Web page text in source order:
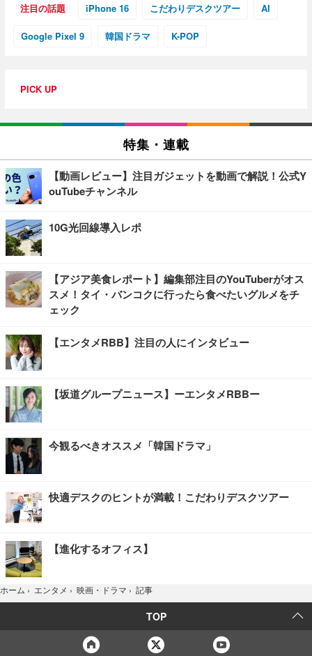
注目の話題 iPhone 16 こだわりデスクツアー AI
Google Pixel 9 韓国ドラマ K-POP
PICK UP
特集・連載
【動画レビュー】注目ガジェットを動画で解説！公式Y
ouTubeチャンネル
10G光回線導入レポ
【アジア美食レポート】編集部注目のYouTuberがオス
スメ！タイ・バンコクに行ったら食べたいグルメをチ
ェック
【エンタメRBB】注目の人にインタビュー
【坂道グループニュース】ーエンタメRBBー
今観るべきオススメ「韓国ドラマ」
快適デスクのヒントが満載！こだわりデスクツアー
【進化するオフィス】
ホーム › エンタメ › 映画・ドラマ › 記事
TOP